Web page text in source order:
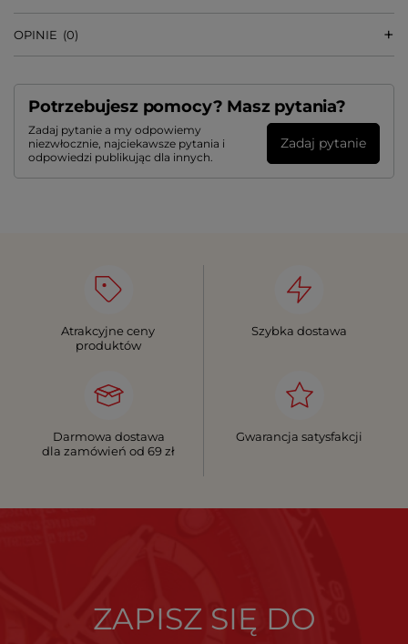
OPINIE (0)
Potrzebujesz pomocy? Masz pytania?
Zadaj pytanie a my odpowiemy
niezwłocznie, najciekawsze pytania i
odpowiedzi publikując dla innych.
Zadaj pytanie
Atrakcyjne ceny
produktów
Szybka dostawa
Darmowa dostawa
dla zamówień od 69 zł
Gwarancja satysfakcji
ZAPISZ SIĘ DO